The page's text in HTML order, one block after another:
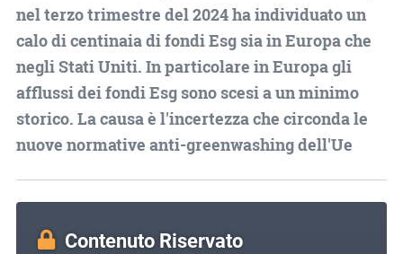
nel terzo trimestre del 2024 ha individuato un
calo di centinaia di fondi Esg sia in Europa che
negli Stati Uniti. In particolare in Europa gli
afflussi dei fondi Esg sono scesi a un minimo
storico. La causa è l'incertezza che circonda le
nuove normative anti-greenwashing dell'Ue
Contenuto Riservato